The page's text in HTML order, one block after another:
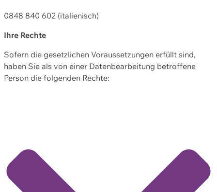
0848 840 602 (italienisch)
Ihre Rechte
Sofern die gesetzlichen Voraussetzungen erfüllt sind,
haben Sie als von einer Datenbearbeitung betroffene
Person die folgenden Rechte: